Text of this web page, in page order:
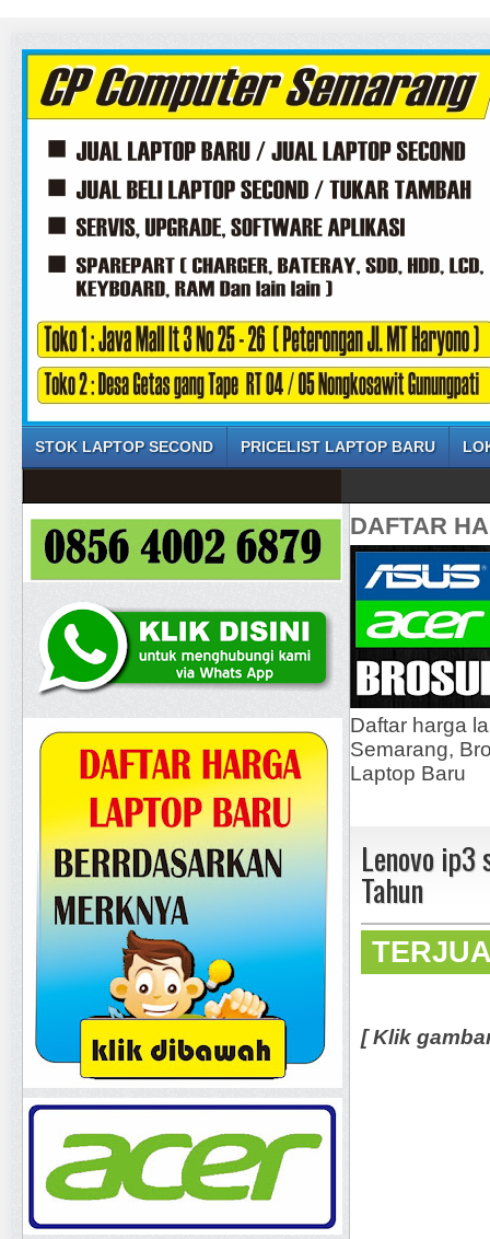
STOK LAPTOP SECOND PRICELIST LAPTOP BARU
DAFTAR
Daftar harga
Semarang,
Laptop Baru
Lenovo
Tahun
[ Klik